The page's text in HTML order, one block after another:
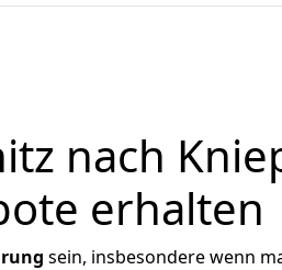
nach
erhalten
sein, insbesondere wenn